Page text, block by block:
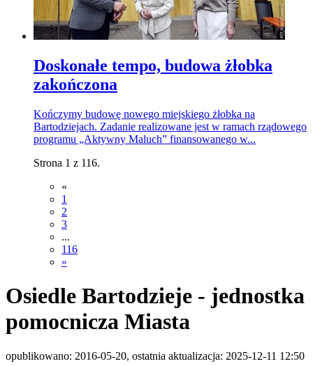
Doskonałe tempo, budowa żłobka
zakończona
Kończymy budowę nowego miejskiego żłobka na
Bartodziejach. Zadanie realizowane jest w ramach rządowego
programu „Aktywny Maluch” finansowanego w...
Strona 1 z 116.
«
1
2
3
...
116
»
Osiedle Bartodzieje - jednostka
pomocnicza Miasta
opublikowano: 2016-05-20, ostatnia aktualizacja: 2025-12-11 12:50